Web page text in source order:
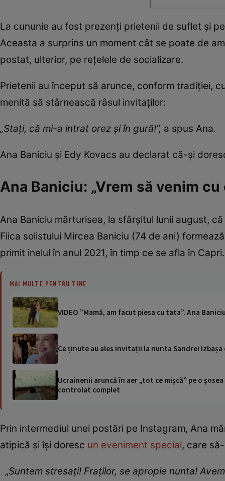
La cununie au fost prezenți prietenii de suflet și
Aceasta a surprins un moment cât se poate de
postat, ulterior, pe rețelele de socializare.
Prietenii au început să arunce, conform tradiției,
menită să stârnească râsul invitaților:
„Stați, că mi-a intrat orez și în gură!”, a spus Ana.
Ana Baniciu și Edy Kovacs au declarat că-și
Ana Baniciu: „Vrem să venim
Ana Baniciu mărturisea, la sfârșitul lunii august,
Fiica solistului Mircea Baniciu (74 de ani)
primit inelul în anul 2021, în timp ce se afla în
MAI MULTE PENTRU TINE
VIDEO ”Mamă, am facut piesa cu tata”. Ana
Ce ținute au ales invitații la nunta Sandrei Izbașa
Ucrainenii aruncă în aer „tot ce mișcă” pe o
controlat complet
Prin intermediul unei postări pe Instagram, Ana
atipică și își doresc un eveniment special, care
„Suntem stresați! Fraților, se apropie nunta!